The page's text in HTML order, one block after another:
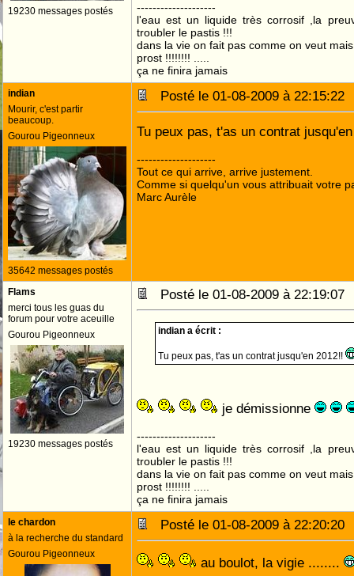
19230 messages postés
--------------------
l'eau est un liquide très corrosif ,la
troubler le pastis !!!
dans la vie on fait pas comme on veut
prost !!!!!!!! .....
ça ne finira jamais
indian
Mourir, c'est partir
beaucoup.
Gourou Pigeonneux
35642 messages postés
Posté le 01-08-2009 à
Tu peux pas, t'as un contrat
--------------------
Tout ce qui arrive, arrive justement.
Comme si quelqu'un vous attribuait votre
Marc Aurèle
Flams
merci tous les guas du
forum pour votre aceuille
Gourou Pigeonneux
19230 messages postés
Posté le 01-08-2009 à
indian a écrit :
Tu peux pas, t'as un contrat jusqu'en 2012!!
je démissionne
--------------------
l'eau est un liquide très corrosif ,la
troubler le pastis !!!
dans la vie on fait pas comme on veut
prost !!!!!!!! .....
ça ne finira jamais
le chardon
à la recherche du standard
Gourou Pigeonneux
Posté le 01-08-2009 à
au boulot, la vigie ........